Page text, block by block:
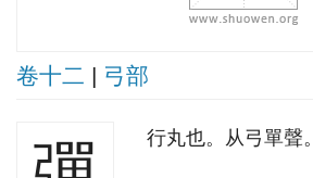
卷十二 | 弓部
行丸也。从弓單聲。